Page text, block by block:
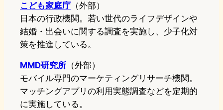
こども家庭庁 （外部）
日本の行政機関。若い世代のライフデザインや
結婚・出会いに関する調査を実施し、少子化対
策を推進している。
MMD研究所 （外部）
モバイル専門のマーケティングリサーチ機関。
マッチングアプリの利用実態調査などを定期的
に実施している。